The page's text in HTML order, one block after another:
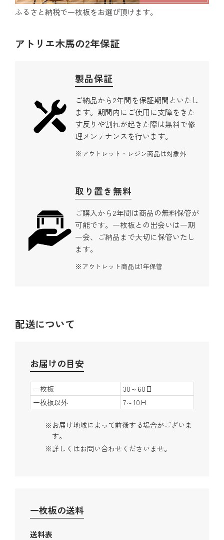
ふるさと納税で一枚板をお選び頂けます。
アトリエ木馬の2年保証
製品保証
ご納品から2年間を保証期間といたし
ます。期間内にご使用に支障をきた
す反りや割れが起きた際は無料で修
理メンテナンスを行います。
アウトレット・レジン商品は対象外
取り置き無料
ご購入から2年間は商品の無料保管が
可能です。一枚板との出会いは一期
一会、ご納品まで大切に保管いたし
ます。
アウトレット商品は1年保管
配送について
お届けの目安
一枚板
30～60日
一枚板以外
7～10日
お届け地域によって前後する場合がございま
す。
詳しくはお問い合わせくださいませ。
一枚板の送料
送料表